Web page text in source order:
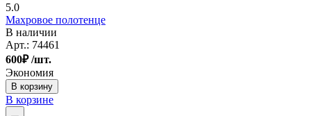
5.0
Махровое полотенце
В наличии
Арт.: 74461
600₽/шт.
Экономия
В корзину
В корзине